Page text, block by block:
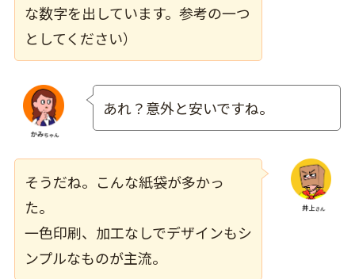
な数字を出しています。参考の一つ
としてください）
あれ？意外と安いですね。
そうだね。こんな紙袋が多かっ
た。
一色印刷、加工なしでデザインもシ
ンプルなものが主流。